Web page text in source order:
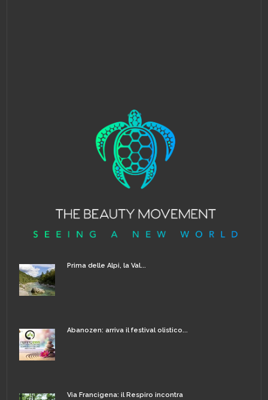
Prima delle Alpi, la Val...
Abanozen: arriva il festival olistico...
Via Francigena: il Respiro incontra